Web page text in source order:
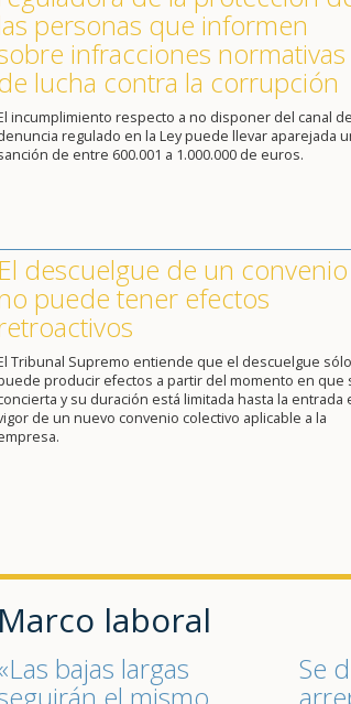
personas que informen
infracciones normativas
lucha contra la corrupción
incumplimiento respecto a no disponer del canal de
regulado en la Ley puede llevar aparejada
de entre 600.001 a 1.000.000 de euros.
El descuelgue de un convenio
puede tener efectos
Tribunal Supremo entiende que el descuelgue sólo
producir efectos a partir del momento en que
y su duración está limitada hasta la entrada
de un nuevo convenio colectivo aplicable a la
Marco laboral
bajas largas Se